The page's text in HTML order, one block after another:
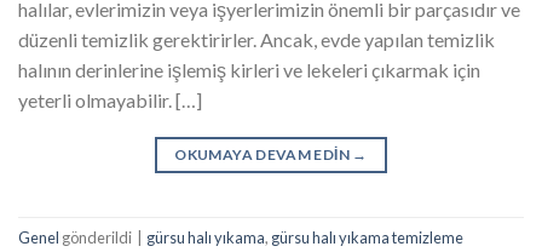
halılar, evlerimizin veya işyerlerimizin önemli bir parçasıdır ve
düzenli temizlik gerektirirler. Ancak, evde yapılan temizlik
halının derinlerine işlemiş kirleri ve lekeleri çıkarmak için
yeterli olmayabilir. […]
OKUMAYA DEVAM EDIN →
Genel gönderildi gürsu halı yıkama, gürsu halı yıkama temizleme